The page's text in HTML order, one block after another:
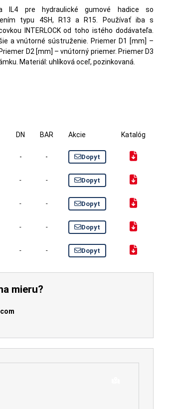
IL4 pre hydraulické gumové hadice so
typu 4SH, R13 a R15. Používať iba s
INTERLOCK od toho istého dodávateľa.
a vnútorné sústruženie. Priemer D1 [mm] –
D2 [mm] – vnútorný priemer. Priemer D3
Materiál: uhlíková oceľ, pozinkovaná.
DN BAR Akcie Katalóg
- - Dopyt
- - Dopyt
- - Dopyt
- - Dopyt
- - Dopyt
mieru?